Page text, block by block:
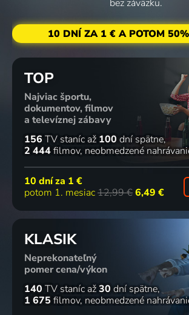
bez záväzku.
10 DNÍ ZA 1 € A POTOM
TOP
Najviac športu,
dokumentov, filmov
a televíznej zábavy
156 TV staníc až 100 dní spätne
2 444filmov neobmedzené
10 dní za 1 €
potom 1. mesiac12,99 €6,49 €
KLASIK
Neprekonateľný
pomer cena/výkon
140 TV staníc až30 dní spätne
1 675 filmov neobmedzené